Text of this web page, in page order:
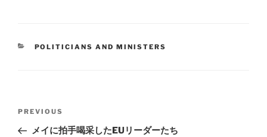
CATEGORIES
POLITICIANS AND MINISTERS
navigation
Previous
Post
PREVIOUS
メイに拍手喝采したEUリーダーたち